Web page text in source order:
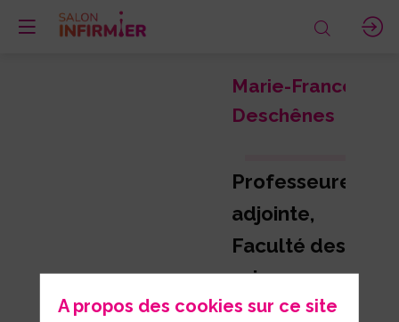
Marie-France
Deschênes
Professeure
adjointe,
Faculté des
sciences
infirmières,
A propos des cookies sur ce site